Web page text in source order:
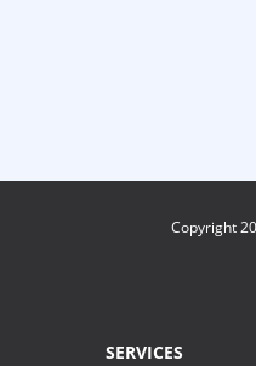
Copyright
SERVICES